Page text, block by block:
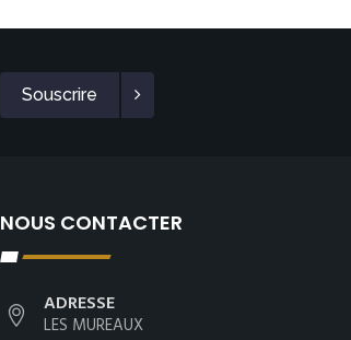
Souscrire
NOUS CONTACTER
ADRESSE
LES MUREAUX